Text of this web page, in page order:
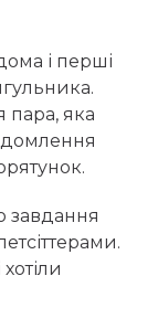
і перші
пара, яка
завдання